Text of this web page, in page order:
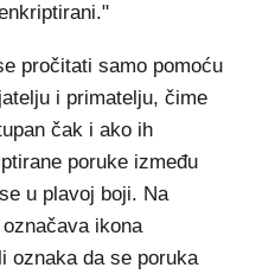
pročitati samo pomoću
i primatelju, čime
čak i ako ih
poruke između
u plavoj boji. Na
ikona
oznaka da se poruka